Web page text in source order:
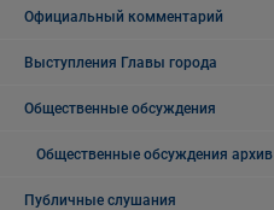
Официальный комментарий
Выступления Главы города
Общественные обсуждения
Общественные обсуждения архив
Публичные слушания